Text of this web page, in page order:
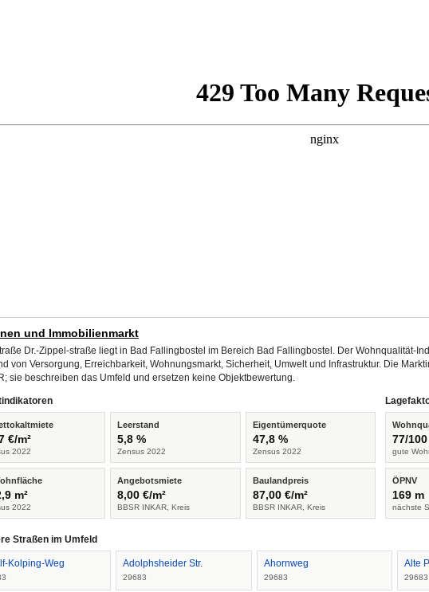
und Immobilienmarkt
Dr.-Zippel-straße liegt in Bad Fallingbostel im Bereich Bad Fallingbostel. Der Wohnqualität-
von Versorgung, Erreichbarkeit, Wohnungsmarkt, Sicherheit, Umwelt und Infrastruktur. Die
sie beschreiben das Umfeld und ersetzen keine Objektbewertung.
€/m²
2022
Leerstand
5,8 %
Zensus 2022
Eigentümerquote
47,8 %
Zensus 2022
m²
2022
Angebotsmiete
8,00 €/m²
BBSR INKAR, Kreis
Baulandpreis
87,00 €/m²
BBSR INKAR, Kreis
77/100
gute
ÖPNV
169 m
nächste
Straßen im Umfeld
Kolping-Weg Adolphsheider Str.
29683
Ahornweg
29683
Alte
29683